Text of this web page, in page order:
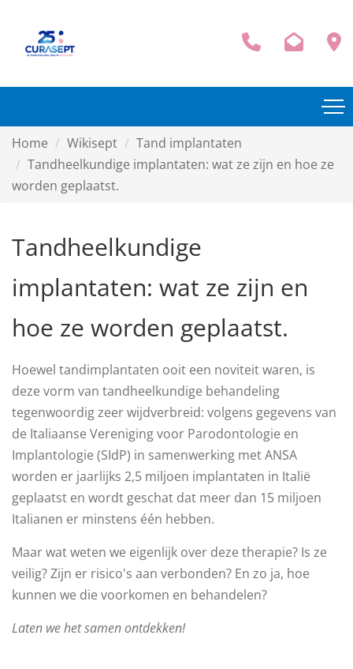
Home Wikisept
Tand implantaten
Tandheelkundige implantaten: wat ze zijn en hoe ze
worden geplaatst.
Tandheelkundige
implantaten: wat ze zijn en
hoe ze worden geplaatst.
Hoewel tandimplantaten ooit een noviteit waren, is
deze vorm van tandheelkundige behandeling
tegenwoordig zeer wijdverbreid: volgens gegevens van
de Italiaanse Vereniging voor Parodontologie en
Implantologie (SIdP) in samenwerking met ANSA
worden er jaarlijks 2,5 miljoen implantaten in Italië
geplaatst en wordt geschat dat meer dan 15 miljoen
Italianen er minstens één hebben.
Maar wat weten we eigenlijk over deze therapie? Is ze
veilig? Zijn er risico's aan verbonden? En zo ja, hoe
kunnen we die voorkomen en behandelen?
Laten we het samen ontdekken!